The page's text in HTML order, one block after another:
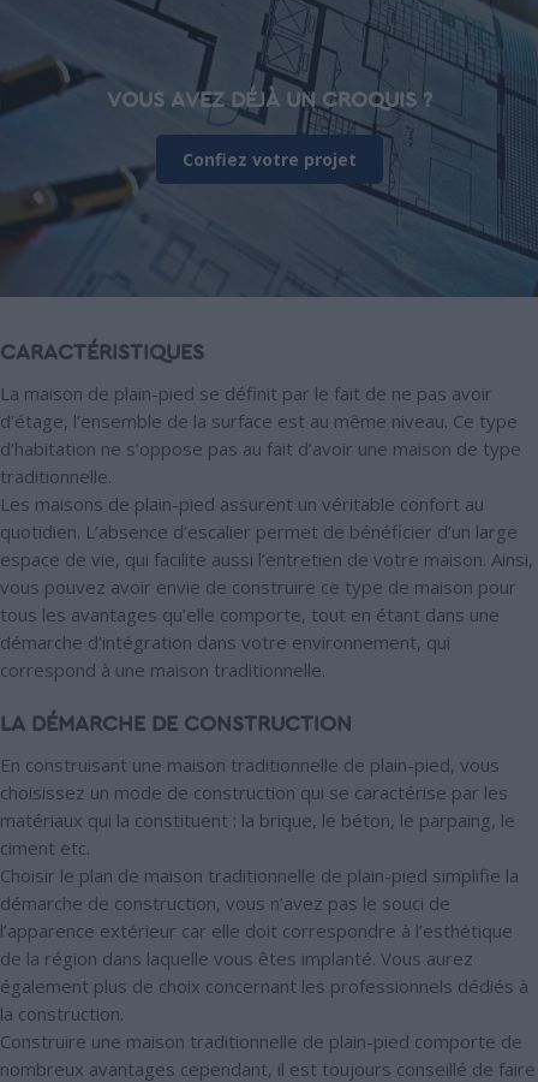
VOUS AVEZ DÉJÀ UN CROQUIS ?
Confiez votre projet
CARACTÉRISTIQUES
La maison de plain-pied se définit par le fait de ne pas avoir
d’étage, l’ensemble de la surface est au même niveau. Ce type
d’habitation ne s’oppose pas au fait d’avoir une maison de type
traditionnelle.
Les maisons de plain-pied assurent un véritable confort au
quotidien. L’absence d’escalier permet de bénéficier d’un large
espace de vie, qui facilite aussi l’entretien de votre maison. Ainsi,
vous pouvez avoir envie de construire ce type de maison pour
tous les avantages qu’elle comporte, tout en étant dans une
démarche d’intégration dans votre environnement, qui
correspond à une maison traditionnelle.
LA DÉMARCHE DE CONSTRUCTION
En construisant une maison traditionnelle de plain-pied, vous
choisissez un mode de construction qui se caractérise par les
matériaux qui la constituent : la brique, le béton, le parpaing, le
ciment etc.
Choisir le plan de maison traditionnelle de plain-pied simplifie la
démarche de construction, vous n’avez pas le souci de
l’apparence extérieur car elle doit correspondre à l’esthétique
de la région dans laquelle vous êtes implanté. Vous aurez
également plus de choix concernant les professionnels dédiés à
la construction.
Construire une maison traditionnelle de plain-pied comporte de
nombreux avantages cependant, il est toujours conseillé de faire